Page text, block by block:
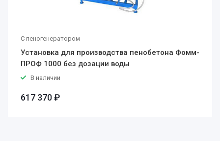
С пеногенератором
Установка для производства пенобетона Фомм-
ПРОФ 1000 без дозации воды
В наличии
617 370 ₽